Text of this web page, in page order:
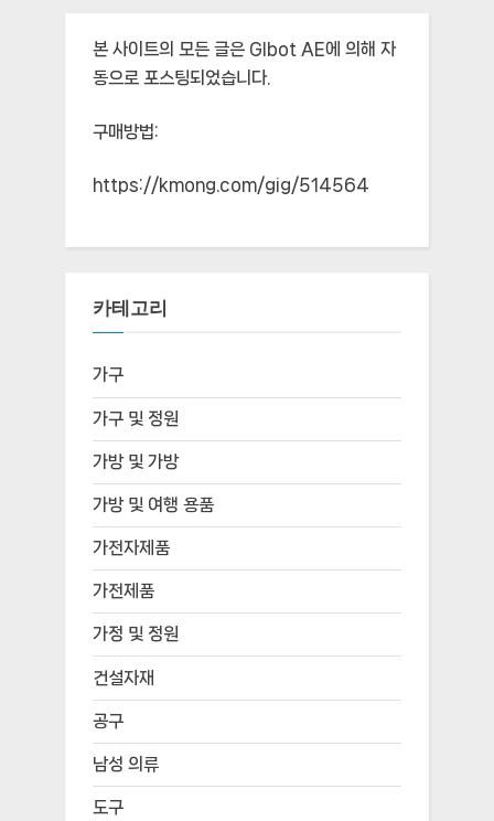
본 사이트의 모든 글은 Glbot AE에 의해 자
동으로 포스팅되었습니다.
구매방법:
https://kmong.com/gig/514564
카테고리
가구
가구 및 정원
가방 및 가방
가방 및 여행 용품
가전자제품
가전제품
가정 및 정원
건설자재
공구
남성 의류
도구